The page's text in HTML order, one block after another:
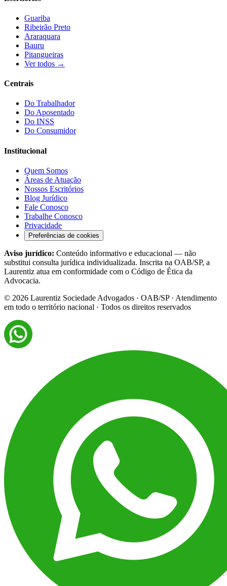
Guariba
Ribeirão Preto
Araraquara
Bauru
Pitangueiras
Ver todos →
Centrais
Do Trabalhador
Do Aposentado
Do INSS
Do Consumidor
Institucional
Quem Somos
Áreas de Atuação
Nossos Escritórios
Blog Jurídico
Fale Conosco
Trabalhe Conosco
Privacidade
Preferências de cookies
Aviso jurídico: Conteúdo informativo e educacional — não
substitui consulta jurídica individualizada. Inscrita na OAB/SP, a
Laurentiz atua em conformidade com o Código de Ética da
Advocacia.
© 2026 Laurentiz Sociedade Advogados · OAB/SP · Atendimento
em todo o território nacional · Todos os direitos reservados